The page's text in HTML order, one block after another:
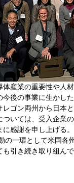
体産業の重要性や人
後の事業に生かし
ゴン両州から日本
いては、受入企業
感謝を申し上げる。
の一環として米国
引き続き取り組んで